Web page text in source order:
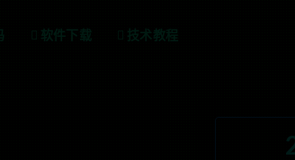
软件下载 技术教程